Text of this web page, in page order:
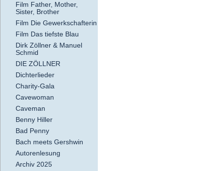
Film Father, Mother,
Sister, Brother
Film Die Gewerkschafterin
Film Das tiefste Blau
Dirk Zöllner & Manuel
Schmid
DIE ZÖLLNER
Dichterlieder
Charity-Gala
Cavewoman
Caveman
Benny Hiller
Bad Penny
Bach meets Gershwin
Autorenlesung
Archiv 2025